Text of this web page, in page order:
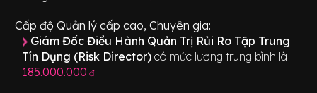
Cấp độ Quản lý cấp cao, Chuyên gia:
Giám Đốc Điều Hành Quản Trị Rủi Ro Tập Trung
Tín Dụng (Risk Director)có mức lương trung bình là
185.000.000 đ